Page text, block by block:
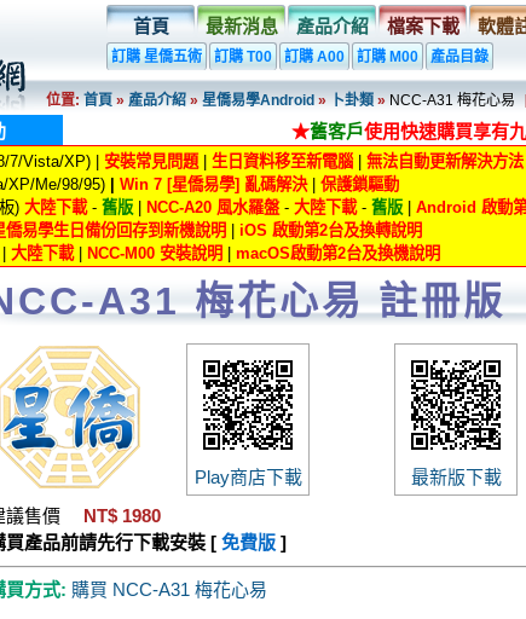
首頁 最新消息 產品介紹 檔案下載 軟體
訂購 星僑五術 訂購 T00 訂購 A00 訂購 M00 產品目錄
位置:首頁»產品介紹»星僑易學Android»卜卦類»NCC-A31 梅花心易
★舊客戶使用快速購買享有
7/Vista/XP) | 安裝常見問題| 生日資料移至新電腦| 無法自動更新解決方法
XP/Me/98/95) Win 7 [星僑易學] 亂碼解決| 保護鎖驅動
) 大陸下載- 舊版 NCC-A20 風水羅盤- 大陸下載- 舊版
Android 啟動
僑易學生日備份回存到新機說明
iOS 啟動第2台及換轉說明
大陸下載| NCC-M00 安裝說明 macOS啟動第2台及換機說明
A31 梅花心易 註冊版
Play商店下載 最新版下載
議售價
NT$ 1980
買產品前請先行下載安裝 [ 免費版 ]
買方式: 購買 NCC-A31 梅花心易